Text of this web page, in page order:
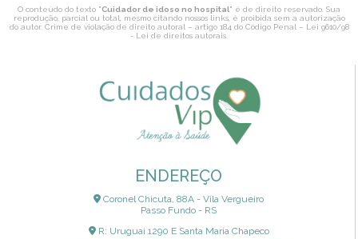
O conteúdo do texto "Cuidador de idoso no hospital" é de direito reservado. Sua
reprodução, parcial ou total, mesmo citando nossos links, é proibida sem a autorização
do autor. Crime de violação de direito autoral – artigo 184 do Código Penal – Lei 9610/98
- Lei de direitos autorais
ENDEREÇO
Coronel Chicuta, 88A - Vila Vergueiro
Passo Fundo - RS
R: Uruguai 1290 E Santa Maria Chapeco